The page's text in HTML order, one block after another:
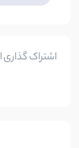
اشتراک